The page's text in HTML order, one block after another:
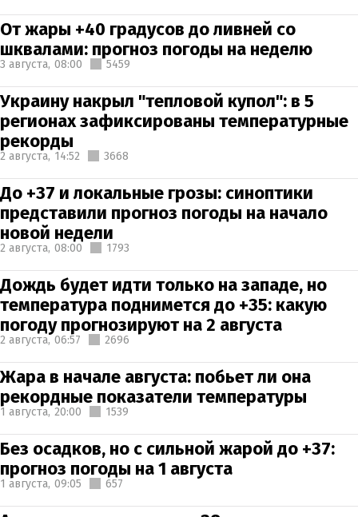
От жары +40 градусов до ливней со
шквалами: прогноз погоды на неделю
3 августа, 08:00 5459
Украину накрыл "тепловой купол": в 5
регионах зафиксированы температурные
рекорды
2 августа, 14:52 3668
До +37 и локальные грозы: синоптики
представили прогноз погоды на начало
новой недели
2 августа, 08:00 1793
Дождь будет идти только на западе, но
температура поднимется до +35: какую
погоду прогнозируют на 2 августа
2 августа, 06:57 2696
Жара в начале августа: побьет ли она
рекордные показатели температуры
1 августа, 20:00 1539
Без осадков, но с сильной жарой до +37:
прогноз погоды на 1 августа
1 августа, 09:05 657